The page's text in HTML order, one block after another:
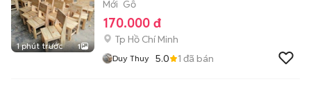
1 phút trước 1
Mới Gỗ
170.000 đ
Tp Hồ Chí Minh
Duy Thuy 5.0 1 đã bán